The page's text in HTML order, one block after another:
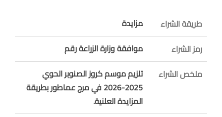
طريقة الشراء
مزايدة
رمز الشراء
موافقة وزارة الزراعة رقم
ملخص الشراء
تلزيم موسم كروز الصنوبر الحوي
2025-2026 في مرج عماطور بطريقة
المزايدة العلنية.